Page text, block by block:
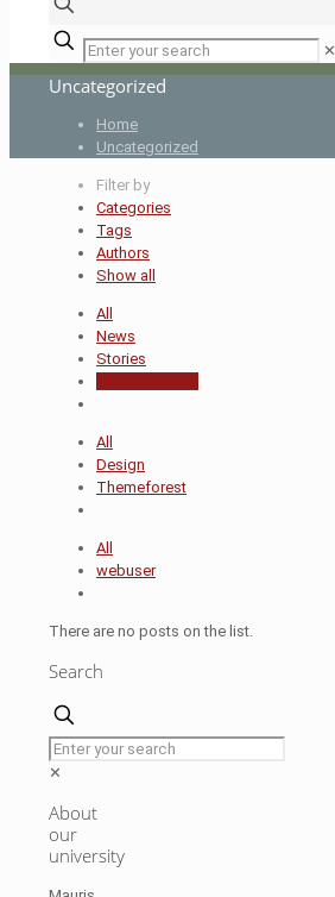
✕
Uncategorized
Home
Uncategorized
Filter by
Categories
Tags
Authors
Show all
All
News
Stories
All
Design
Themeforest
All
webuser
There are no posts on the list.
Search
✕
About
our
university